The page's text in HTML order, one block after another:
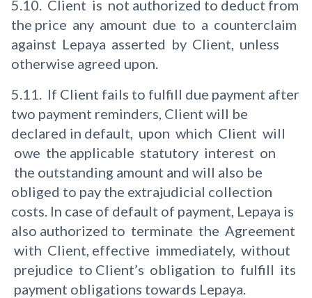
5.10. Client is not authorized to deduct from
the price any amount due to a counterclaim
against Lepaya asserted by Client, unless
otherwise agreed upon.
5.11. If Client fails to fulfill due payment after
two payment reminders, Client will be
declared in default, upon which Client will
owe the applicable statutory interest on
the outstanding amount and will also be
obliged to pay the extrajudicial collection
costs. In case of default of payment, Lepaya is
also authorized to terminate the Agreement
with Client, effective immediately, without
prejudice to Client’s obligation to fulfill its
payment obligations towards Lepaya.